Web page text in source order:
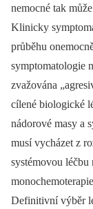
nemocné tak
Klinicky
průběhu
symptomatologie
zvažována
cílené biologické
nádorové masy a
musí vycházet z
systémovou
Definitivní výběr